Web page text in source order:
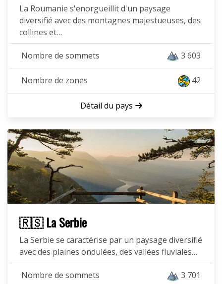
La Roumanie s'enorgueillit d'un paysage
diversifié avec des montagnes majestueuses, des
collines et…
Nombre de sommets 3 603
Nombre de zones 42
Détail du pays
🇷🇸 La Serbie
La Serbie se caractérise par un paysage diversifié
avec des plaines ondulées, des vallées fluviales…
Nombre de sommets 3 701